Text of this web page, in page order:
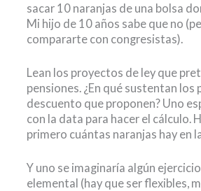
sacar 10 naranjas de una bolsa
Mi hijo de 10 años sabe que no
compararte con congresistas).
Lean los proyectos de ley que
pensiones. ¿En qué sustentan los
descuento que proponen? Uno
con la data para hacer el cálculo.
primero cuántas naranjas hay en
Y uno se imaginaría algún
elemental (hay que ser flexibles,